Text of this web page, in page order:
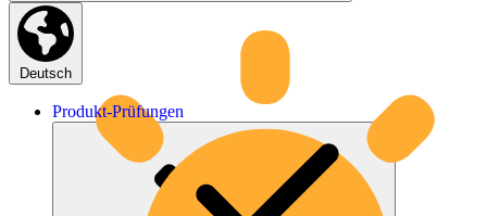
Deutsch
Produkt-Prüfungen